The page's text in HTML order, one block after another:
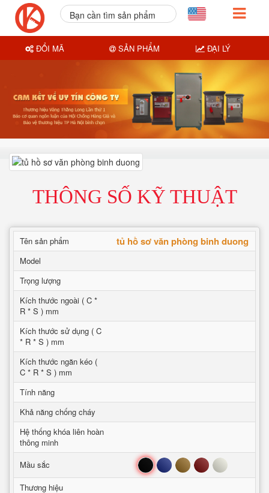
THÔNG SỐ KỸ THUẬT
Tên sản phẩm tủ hồ sơ văn phòng binh duong
Model
Trọng lượng
Kích thước ngoài ( C *
R * S ) mm
Kích thước sử dụng ( C
* R * S ) mm
Kích thước ngăn kéo (
C * R * S ) mm
Tính năng
Khả năng chống cháy
Hệ thống khóa liên hoàn
thông minh
Mầu sắc
Đen Xanh Nâu Đỏ Trắng
Thương hiệu
Bạn cần tìm sản phẩm
ĐỔI MÃ SẢN PHẨM ĐẠI LÝ